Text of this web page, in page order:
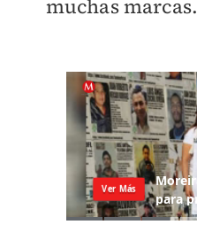
muchas marcas.